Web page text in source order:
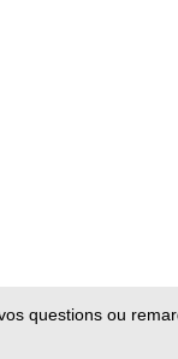
questions ou